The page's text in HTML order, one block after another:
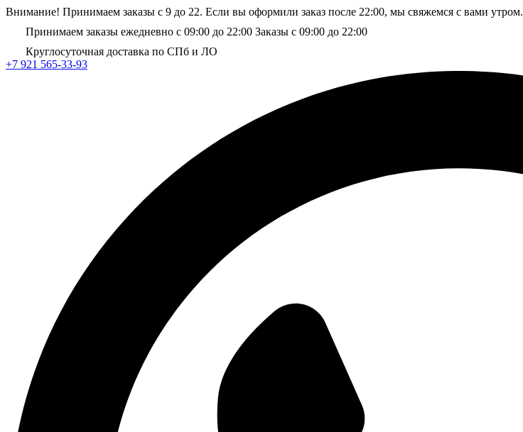
Внимание! Принимаем заказы с 9 до 22. Если вы оформили заказ после 22:00, мы свяжемся с вами утром.
Принимаем заказы ежедневно с 09:00 до 22:00 Заказы с 09:00 до 22:00
Круглосуточная доставка по СПб и ЛО
+7 921 565-33-93